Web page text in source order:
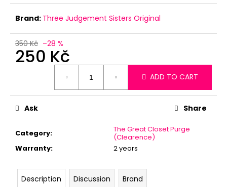
Brand: Three Judgement Sisters Original
350 Kč –28 %
250 Kč
ADD TO CART
Category:
The Great Closet Purge
(Clearence)
Warranty: 2 years
Ask Share
Description Discussion Brand
e
n
d